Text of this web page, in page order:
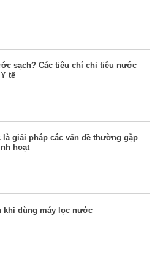
sạch? Các tiêu chí chỉ tiêu nước
tế
là giải pháp các vấn đề thường gặp
hoạt
khi dùng máy lọc nước